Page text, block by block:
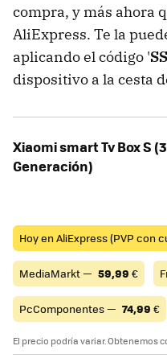
compra, y más ahora
AliExpress. Te la
aplicando el código '
dispositivo a la cesta
Xiaomi smart Tv Box S
Generación)
Hoy en AliExpress (PVP con
MediaMarkt — 59,99 €
PcComponentes — 74,99 €
El precio podría variar. Obtenemos